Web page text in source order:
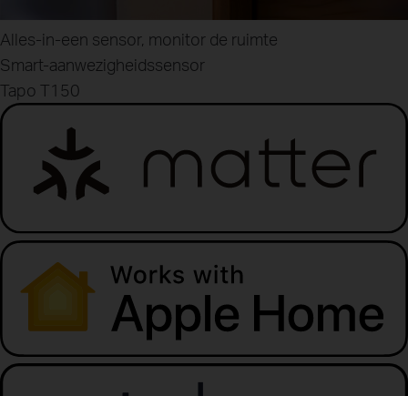
Alles-in-een sensor, monitor de ruimte
Smart-aanwezigheidssensor
Tapo T150